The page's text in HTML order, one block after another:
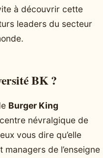
à découvrir cette
leaders du secteur
BK ?
Burger King
névralgique de
vous dire qu’elle
de l’enseigne